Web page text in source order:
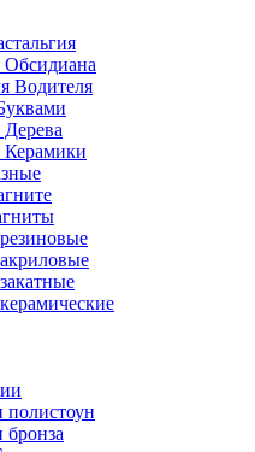
Обсидиана
Водителя
Керамики
полистоун
бронза